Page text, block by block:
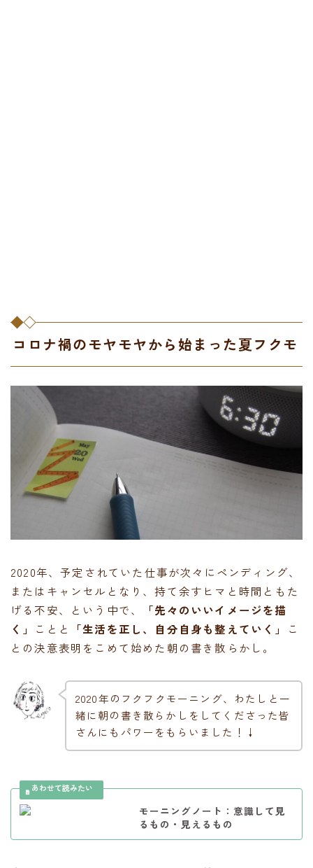
コロナ禍のモヤモヤから始まった夏フクモ
2020年、予定されていた仕事が次々にペンディング、
またはキャンセルとなり、持て余すヒマと時間ともた
げる不安、という中で、
「先々のいいイメージを描
く」
ことと 「生活を正し、自分自身も整えていく」
こ
との決意表明をこめて始めた朝の書き散らかし。
2020年のフクフクモーニング、わたしと一
緒に朝の書き散らかしをしてくださった皆
さんにもパワーをもらいました！↓
モーニングノート：意識して見
るもの・見えるもの